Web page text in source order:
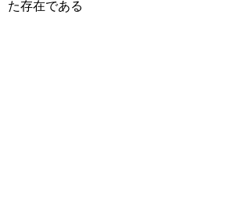
た存在である